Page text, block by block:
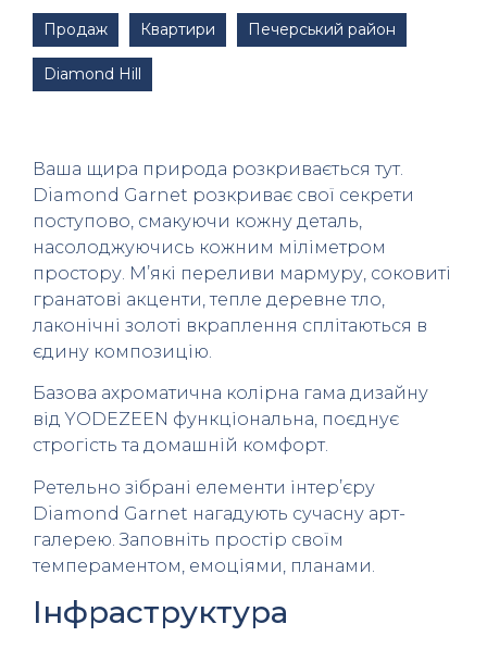
Продаж Квартири Печерський район
Diamond Hill
Ваша щира природа розкривається тут.
Diamond Garnet розкриває свої секрети
поступово, смакуючи кожну деталь,
насолоджуючись кожним міліметром
простору. М’які переливи мармуру, соковиті
гранатові акценти, тепле деревне тло,
лаконічні золоті вкраплення сплітаються в
єдину композицію.
Базова ахроматична колірна гама дизайну
від YODEZEEN функціональна, поєднує
строгість та домашній комфорт.
Ретельно зібрані елементи інтер’єру
Diamond Garnet нагадують сучасну арт-
галерею. Заповніть простір своїм
темпераментом, емоціями, планами.
Інфраструктура